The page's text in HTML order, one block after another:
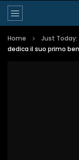
Home Just
dedica il suo primo